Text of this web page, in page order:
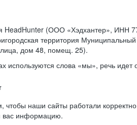
(ООО «Хэдхантер», ИНН
территория Муниципальный
дом 48, помещ. 25).
используются слова «мы», речь
чтобы наши сайты работали
вас информацию.